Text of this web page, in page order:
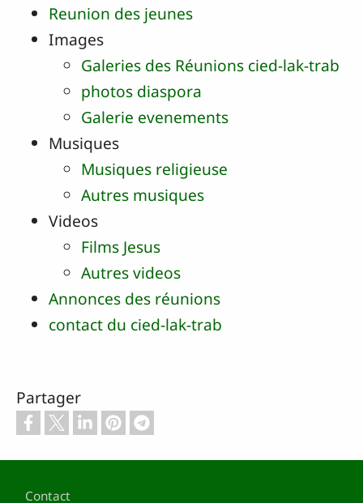
Reunion des jeunes
Images
Galeries des Réunions cied-lak-trab
photos diaspora
Galerie evenements
Musiques
Musiques religieuse
Autres musiques
Videos
Films Jesus
Autres videos
Annonces des réunions
contact du cied-lak-trab
Partager
Pied de page
Contact